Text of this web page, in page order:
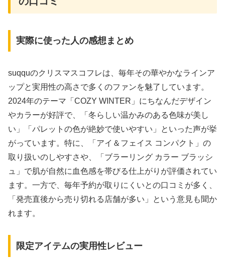
実際に使った人の感想まとめ
suqquのクリスマスコフレは、毎年その華やかなラインア
ップと実用性の高さで多くのファンを魅了しています。
2024年のテーマ「COZY WINTER」にちなんだデザイン
やカラーが好評で、「冬らしい温かみのある色味が美し
い」「パレットの色が絶妙で使いやすい」といった声が挙
がっています。特に、「アイ＆フェイス コンパクト」の
取り扱いのしやすさや、「ブラーリング カラー ブラッシ
ュ」で肌が自然に血色感を帯びる仕上がりが評価されてい
ます。一方で、毎年予約が取りにくいとの口コミが多く、
「発売直後から売り切れる店舗が多い」という意見も聞か
れます。
限定アイテムの実用性レビュー